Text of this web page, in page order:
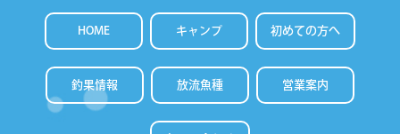
HOME キャンプ 初めての方へ
釣果情報 放流魚種 営業案内